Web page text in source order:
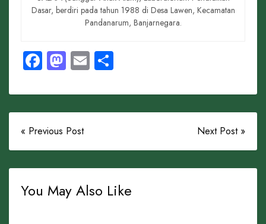
Dasar, berdiri pada tahun 1988 di Desa Lawen, Kecamatan
Pandanarum, Banjarnegara.
Facebook
Mastodon
Email
« Previous Post Next Post »
You May Also Like